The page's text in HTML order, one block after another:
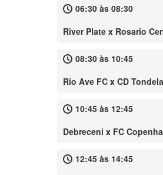
06:30 às 08:30
River Plate x Rosario
08:30 às 10:45
Rio Ave FC x CD
10:45 às 12:45
Debreceni x FC
12:45 às 14:45